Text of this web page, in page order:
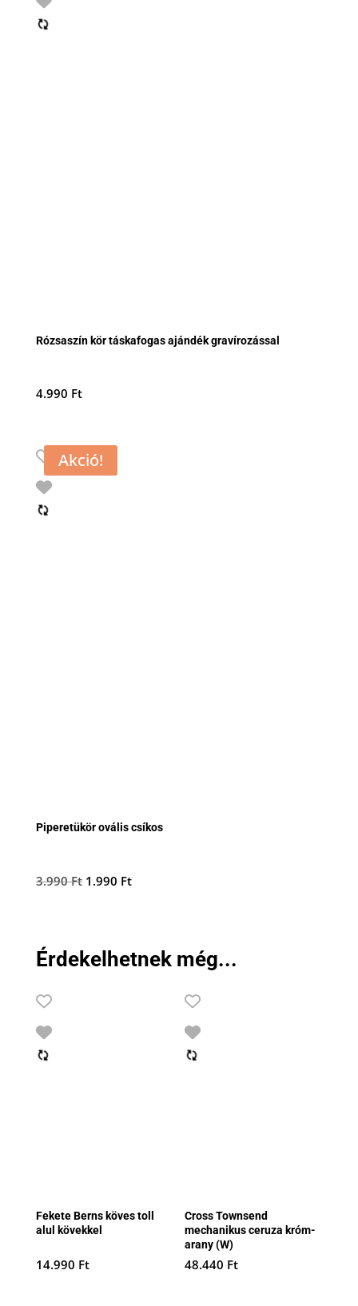
Rózsaszín kör táskafogas ajándék gravírozással
4.990 Ft
Akció!
Piperetükör ovális csíkos
3.990Ft Original
1.990 FtCurrent
Érdekelhetnek még...
Fekete Berns köves toll
alul kövekkel
14.990 Ft
Cross Townsend
mechanikus ceruza króm-
arany (W)
48.440 Ft